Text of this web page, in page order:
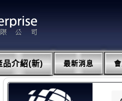
品介紹(新) 最新消息